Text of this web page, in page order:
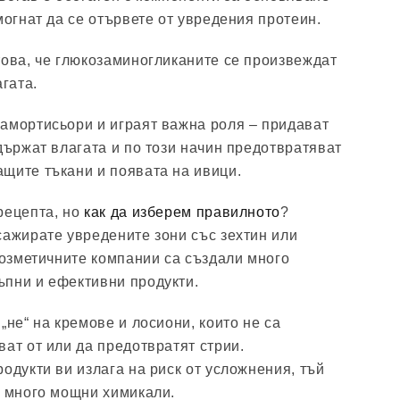
да се отървете от увредения протеин.
че глюкозаминогликаните се произвеждат
и играят важна роля – придават
влагата и по този начин предотвратяват
тъкани и появата на ивици.
но как да изберем правилното?
увредените зони със зехтин или
компании са създали много
и ефективни продукти.
на кремове и лосиони, които не са
от или да предотвратят стрии.
ви излага на риск от усложнения, тъй
много мощни химикали.